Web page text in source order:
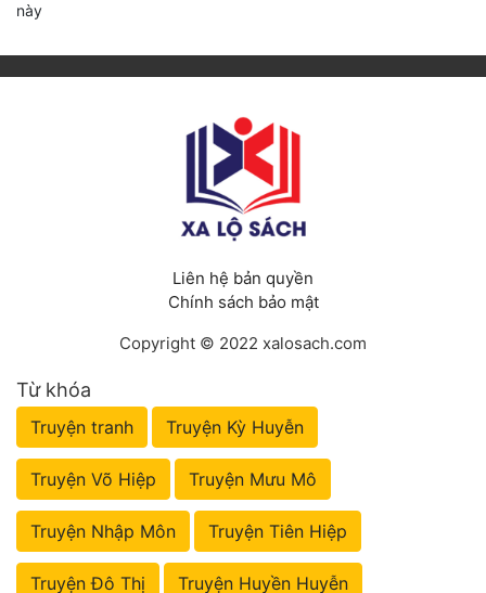
này
Liên hệ bản quyền
Chính sách bảo mật
Copyright © 2022 xalosach.com
Từ khóa
Truyện tranh Truyện Kỳ Huyễn
Truyện Võ Hiệp Truyện Mưu Mô
Truyện Nhập Môn Truyện Tiên Hiệp
Truyện Đô Thị Truyện Huyền Huyễn